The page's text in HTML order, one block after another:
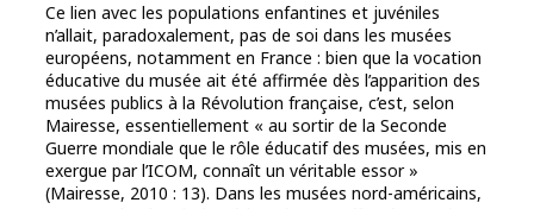
Ce lien avec les populations enfantines et juvéniles
n’allait, paradoxalement, pas de soi dans les musées
européens, notamment en France : bien que la vocation
éducative du musée ait été affirmée dès l’apparition des
musées publics à la Révolution française, c’est, selon
Mairesse, essentiellement « au sortir de la Seconde
Guerre mondiale que le rôle éducatif des musées, mis en
exergue par l’ICOM, connaît un véritable essor »
(Mairesse, 2010 : 13). Dans les musées nord-américains,